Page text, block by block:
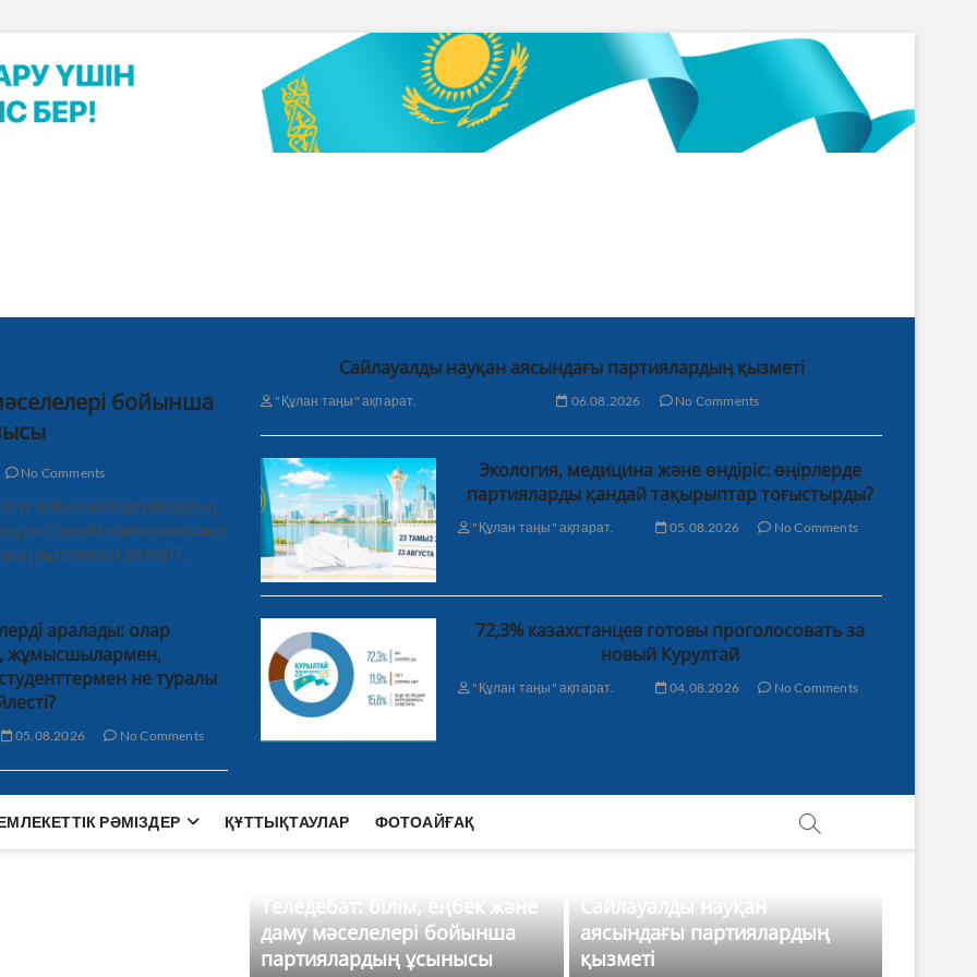
бойынша
No Comments
бойынша партиялардың
OpenAI компаниясымен
мұғалімнің ChatGPT…
Сайлауалды науқан аясындағы партиялардың қызметі
"Құлан таңы" ақпарат. 06.08.2026 No Comments
Экология, медицина және өндіріс: өңірлерде
партияларды қандай тақырыптар тоғыстырды?
"Құлан таңы" ақпарат. 05.08.2026 No Comments
аралады: олар
жұмысшылармен,
не туралы
05.08.2026 No Comments
72,3% казахстанцев готовы проголосовать за
новый Курултай
"Құлан таңы" ақпарат. 04.08.2026 No Comments
РӘМІЗДЕР ҚҰТТЫҚТАУЛАР ФОТОАЙҒАҚ
Теледебат: білім, еңбек және
даму мәселелері бойынша
партиялардың ұсынысы
Сайлауалды науқан
аясындағы партиялардың
қызметі